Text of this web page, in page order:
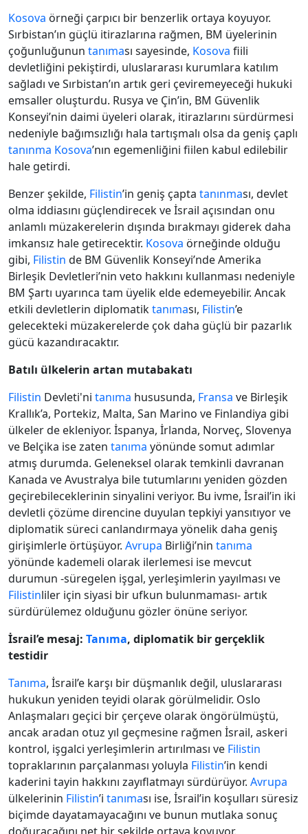
Kosova örneği çarpıcı bir benzerlik ortaya koyuyor.
Sırbistan’ın güçlü itirazlarına rağmen, BM üyelerinin
çoğunluğunun tanıması sayesinde, Kosova fiili
devletliğini pekiştirdi, uluslararası kurumlara katılım
sağladı ve Sırbistan’ın artık geri çeviremeyeceği hukuki
emsaller oluşturdu. Rusya ve Çin’in, BM Güvenlik
Konseyi’nin daimi üyeleri olarak, itirazlarını sürdürmesi
nedeniyle bağımsızlığı hala tartışmalı olsa da geniş çaplı
tanınma Kosova’nın egemenliğini fiilen kabul edilebilir
hale getirdi.
Benzer şekilde, Filistin’in geniş çapta tanınması, devlet
olma iddiasını güçlendirecek ve İsrail açısından onu
anlamlı müzakerelerin dışında bırakmayı giderek daha
imkansız hale getirecektir. Kosova örneğinde olduğu
gibi, Filistin de BM Güvenlik Konseyi’nde Amerika
Birleşik Devletleri’nin veto hakkını kullanması nedeniyle
BM Şartı uyarınca tam üyelik elde edemeyebilir. Ancak
etkili devletlerin diplomatiktanıması, Filistin’e
gelecekteki müzakerelerde çok daha güçlü bir pazarlık
gücü kazandıracaktır.
Batılı ülkelerin artan mutabakatı
Filistin Devleti'ni tanıma hususunda, Fransa ve Birleşik
Krallık’a, Portekiz, Malta, San Marino ve Finlandiya gibi
ülkeler de ekleniyor. İspanya, İrlanda, Norveç, Slovenya
ve Belçika ise zaten tanıma yönünde somut adımlar
atmış durumda. Geleneksel olarak temkinli davranan
Kanada ve Avustralya bile tutumlarını yeniden gözden
geçirebileceklerinin sinyalini veriyor. Bu ivme, İsrail’in iki
devletli çözüme direncine duyulan tepkiyi yansıtıyor ve
diplomatik süreci canlandırmaya yönelik daha geniş
girişimlerle örtüşüyor. Avrupa Birliği’nin tanıma
yönünde kademeli olarak ilerlemesi ise mevcut
durumun -süregelen işgal, yerleşimlerin yayılması ve
Filistinliler için siyasi bir ufkun bulunmaması- artık
sürdürülemez olduğunu gözler önüne seriyor.
İsrail’e mesaj: Tanıma, diplomatik bir gerçeklik
testidir
Tanıma, İsrail’e karşı bir düşmanlık değil, uluslararası
hukukun yeniden teyidi olarak görülmelidir. Oslo
Anlaşmaları geçici bir çerçeve olarak öngörülmüştü,
ancak aradan otuz yıl geçmesine rağmen İsrail, askeri
kontrol, işgalci yerleşimlerin artırılması ve Filistin
topraklarının parçalanması yoluyla Filistin’in kendi
kaderini tayin hakkını zayıflatmayı sürdürüyor. Avrupa
ülkelerinin Filistin’i tanıması ise, İsrail’in koşulları süresiz
biçimde dayatamayacağını ve bunun mutlaka sonuç